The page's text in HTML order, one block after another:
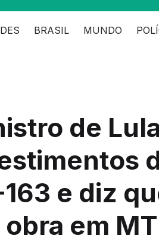
BRASIL MUNDO
de
163 e diz
em MT